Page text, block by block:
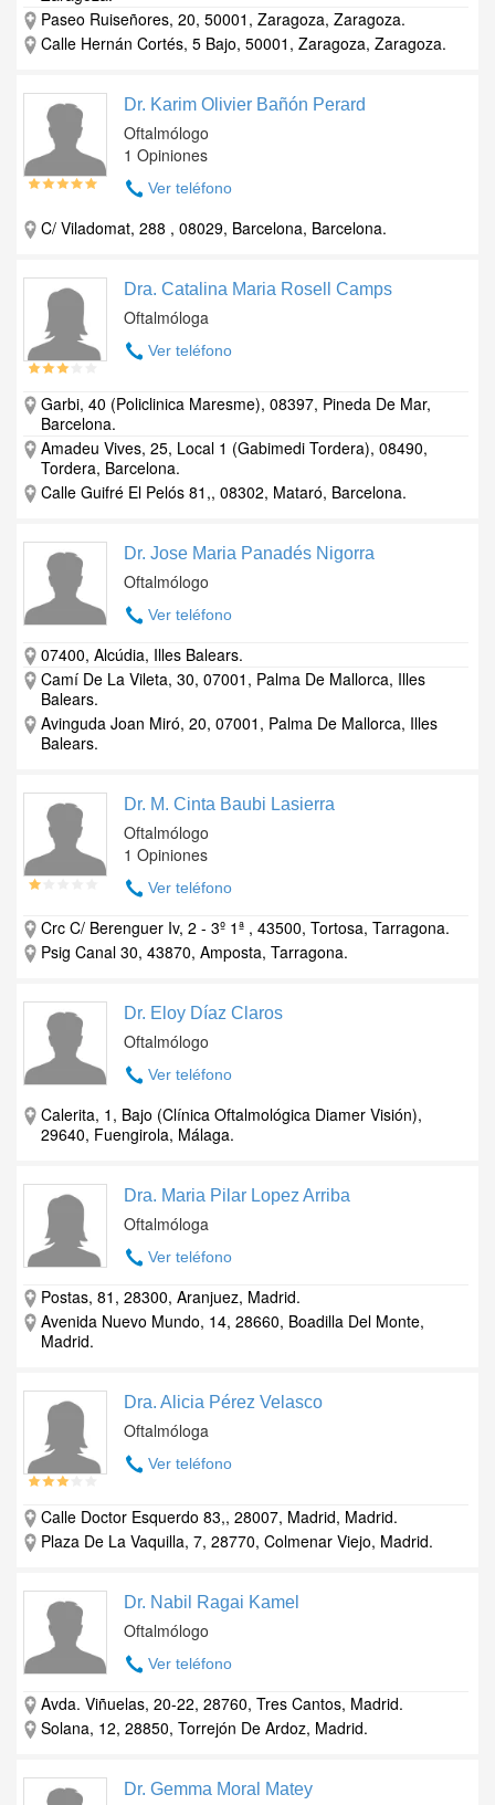
Paseo Ruiseñores, 20, 50001, Zaragoza, Zaragoza.
Calle Hernán Cortés, 5 Bajo, 50001, Zaragoza, Zaragoza.
Dr. Karim Olivier Bañón Perard
Oftalmólogo
1 Opiniones
Ver teléfono
C/ Viladomat, 288 , 08029, Barcelona, Barcelona.
Dra. Catalina Maria Rosell Camps
Oftalmóloga
Ver teléfono
Garbi, 40 (Policlinica Maresme), 08397, Pineda De Mar,
Barcelona.
Amadeu Vives, 25, Local 1 (Gabimedi Tordera), 08490,
Tordera, Barcelona.
Calle Guifré El Pelós 81,, 08302, Mataró, Barcelona.
Dr. Jose Maria Panadés Nigorra
Oftalmólogo
Ver teléfono
07400, Alcúdia, Illes Balears.
Camí De La Vileta, 30, 07001, Palma De Mallorca, Illes
Balears.
Avinguda Joan Miró, 20, 07001, Palma De Mallorca, Illes
Balears.
Dr. M. Cinta Baubi Lasierra
Oftalmólogo
1 Opiniones
Ver teléfono
Crc C/ Berenguer Iv, 2 - 3º 1ª , 43500, Tortosa, Tarragona.
Psig Canal 30, 43870, Amposta, Tarragona.
Dr. Eloy Díaz Claros
Oftalmólogo
Ver teléfono
Calerita, 1, Bajo (Clínica Oftalmológica Diamer Visión),
29640, Fuengirola, Málaga.
Dra. Maria Pilar Lopez Arriba
Oftalmóloga
Ver teléfono
Postas, 81, 28300, Aranjuez, Madrid.
Avenida Nuevo Mundo, 14, 28660, Boadilla Del Monte,
Madrid.
Dra. Alicia Pérez Velasco
Oftalmóloga
Ver teléfono
Calle Doctor Esquerdo 83,, 28007, Madrid, Madrid.
Plaza De La Vaquilla, 7, 28770, Colmenar Viejo, Madrid.
Dr. Nabil Ragai Kamel
Oftalmólogo
Ver teléfono
Avda. Viñuelas, 20-22, 28760, Tres Cantos, Madrid.
Solana, 12, 28850, Torrejón De Ardoz, Madrid.
Dr. Gemma Moral Matey